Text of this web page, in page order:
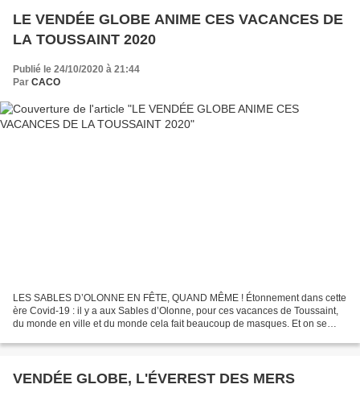
LE VENDÉE GLOBE ANIME CES VACANCES DE
LA TOUSSAINT 2020
Publié le 24/10/2020 à 21:44
Par CACO
LES SABLES D’OLONNE EN FÊTE, QUAND MÊME ! Étonnement dans cette
ère Covid-19 : il y a aux Sables d’Olonne, pour ces vacances de Toussaint,
du monde en ville et du monde cela fait beaucoup de masques. Et on se
VENDÉE GLOBE, L'ÉVEREST DES MERS